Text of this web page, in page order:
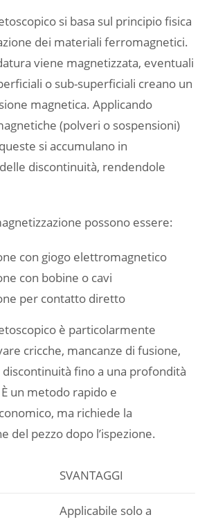
si basa sul principio fisica
dei materiali ferromagnetici.
viene magnetizzata, eventuali
o sub-superficiali creano un
magnetica. Applicando
(polveri o sospensioni)
si accumulano in
discontinuità, rendendole
possono essere:
con giogo elettromagnetico
con bobine o cavi
per contatto diretto
è particolarmente
cricche, mancanze di fusione,
fino a una profondità
un metodo rapido e
ma richiede la
del pezzo dopo l’ispezione.
SVANTAGGI
Applicabile solo a